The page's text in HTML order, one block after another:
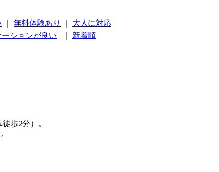
無料体験あり
大人に対応
ションが良い
新着順
歩2分）。